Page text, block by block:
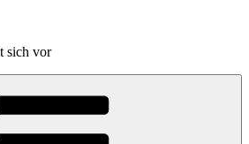
sich vor